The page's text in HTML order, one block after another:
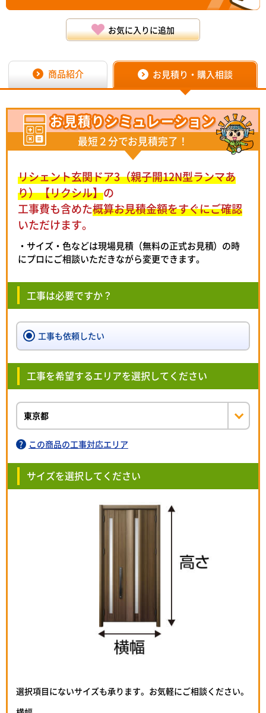
お気に入りに追加
商品紹介 お見積り・購入相談
お見積りシミュレーション
最短２分でお見積完了！
リシェント玄関ドア3（親子開12N型ランマあ
り）【リクシル】の
工事費も含めた概算お見積金額をすぐにご確認
いただけます。
・サイズ・色などは現場見積（無料の正式お見積）の時
にプロにご相談いただきながら変更できます。
工事は必要ですか？
工事も依頼したい
工事を希望するエリアを選択してください
この商品の工事対応エリア
サイズを選択してください
選択項目にないサイズも承ります。お気軽にご相談ください。